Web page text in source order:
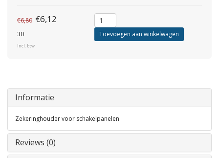
€6,80 €6,12
30
Incl. btw
Toevoegen aan winkelwagen
Informatie
Zekeringhouder voor schakelpanelen
Reviews (0)